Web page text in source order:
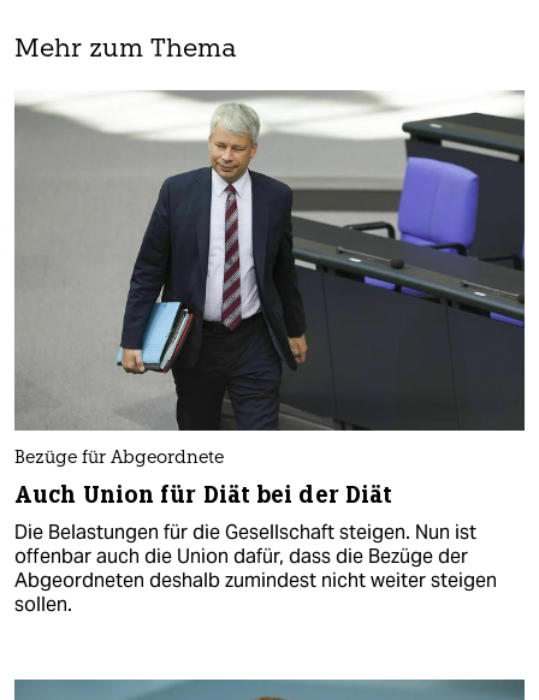
Mehr zum Thema
Bezüge für Abgeordnete
Auch Union für Diät bei der Diät
Die Belastungen für die Gesellschaft steigen. Nun ist
offenbar auch die Union dafür, dass die Bezüge der
Abgeordneten deshalb zumindest nicht weiter steigen
sollen.